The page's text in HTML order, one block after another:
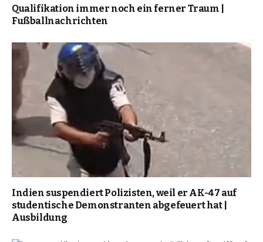
Qualifikation immer noch ein ferner Traum |
Fußballnachrichten
Indien suspendiert Polizisten, weil er AK-47 auf
studentische Demonstranten abgefeuert hat |
Ausbildung